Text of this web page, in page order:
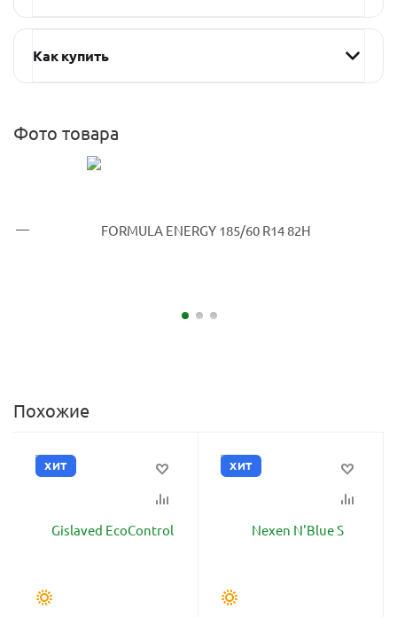
Как купить
Фото товара
Похожие
ХИТ ХИТ